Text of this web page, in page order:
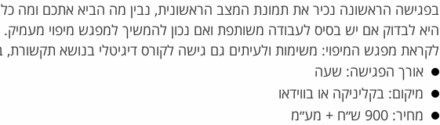
חותרת לתכלס ופחות סחור
סחור
חותרת לתכלס ופחות סחור סחור
מכמה
ליעדים
בפגישה הראשונה נכיר את תמונת המצב הראשונית, נבין מה הביא אתכם
היא לבדוק אם יש בסיס לעבודה משותפת ואם נכון להמשיך למפגש מיפוי
לקראת מפגש המיפוי: משימות ולעיתים גם גישה לקורס דיגיטלי בנושא
אורך הפגישה: שעה
מיקום: בקליניקה או בווידאו
מחיר: 900 ש״ח + מע״מ